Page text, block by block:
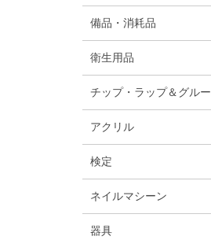
備品・消耗品
衛生用品
チップ・ラップ＆グルー
アクリル
検定
ネイルマシーン
器具